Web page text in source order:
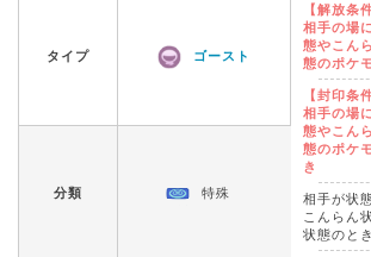
タイプ ゴースト
【解放条
相手の場
態やこん
態のポケ
【封印条
相手の場
態やこん
態のポケ
き
相手が状
こんらん
状態のと
分類 特殊